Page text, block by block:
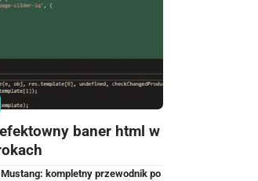
baner html w
kompletny przewodnik po